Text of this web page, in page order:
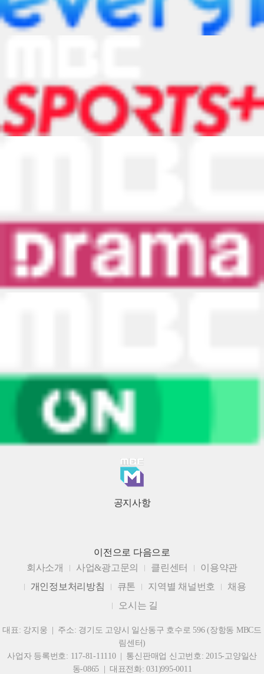
공지사항
이전으로 다음으로
회사소개
사업&광고문의 클린센터
이용약관
개인정보처리방침
큐톤 지역별 채널번호
채용
오시는 길
대표: 강지웅 | 주소: 경기도 고양시 일산동구 호수로 596 (장항동 MBC드
림센터)
사업자 등록번호: 117-81-11110 | 통신판매업 신고번호: 2015-고양일산
동-0865 | 대표전화: 031)995-0011